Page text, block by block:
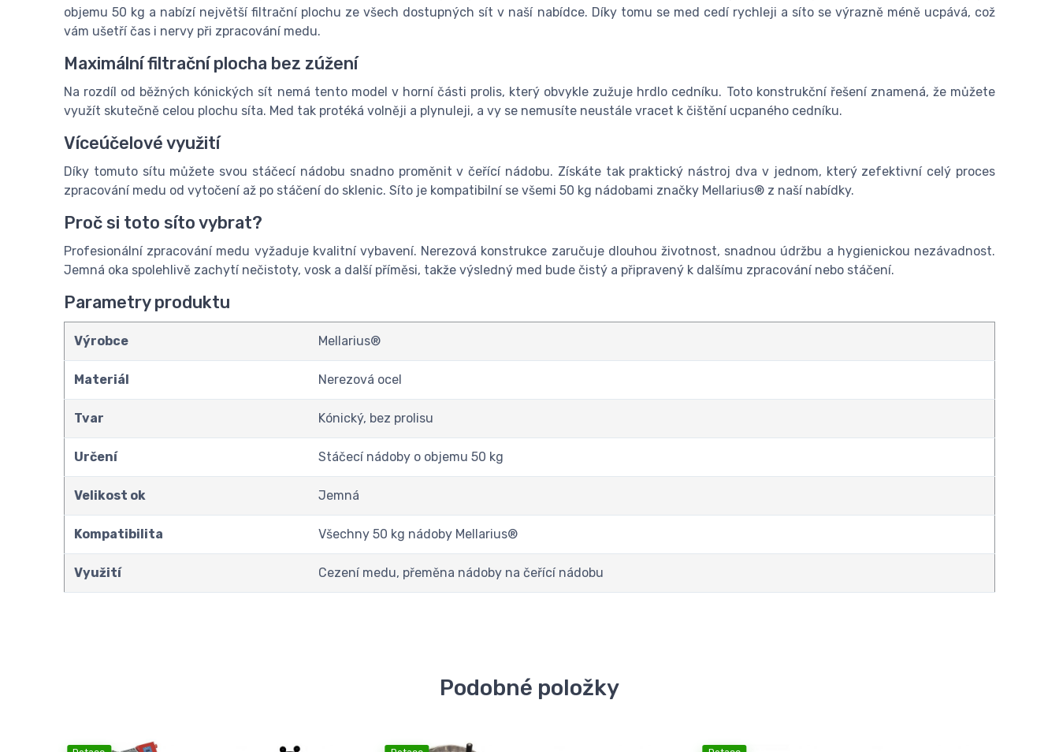
objemu 50 kg a nabízí největší filtrační plochu ze všech dostupných sít v naší nabídce. Díky tomu se med cedí rychleji a síto se výrazně méně ucpává, což
vám ušetří čas i nervy při zpracování medu.
Maximální filtrační plocha bez zúžení
Na rozdíl od běžných kónických sít nemá tento model v horní části prolis, který obvykle zužuje hrdlo cedníku. Toto konstrukční řešení znamená, že můžete
využít skutečně celou plochu síta. Med tak protéká volněji a plynuleji, a vy se nemusíte neustále vracet k čištění ucpaného cedníku.
Víceúčelové využití
Díky tomuto sítu můžete svou stáčecí nádobu snadno proměnit v čeřící nádobu. Získáte tak praktický nástroj dva v jednom, který zefektivní celý proces
zpracování medu od vytočení až po stáčení do sklenic. Síto je kompatibilní se všemi 50 kg nádobami značky Mellarius® z naší nabídky.
Proč si toto síto vybrat?
Profesionální zpracování medu vyžaduje kvalitní vybavení. Nerezová konstrukce zaručuje dlouhou životnost, snadnou údržbu a hygienickou nezávadnost.
Jemná oka spolehlivě zachytí nečistoty, vosk a další příměsi, takže výsledný med bude čistý a připravený k dalšímu zpracování nebo stáčení.
Parametry produktu
Výrobce Mellarius®
Materiál Nerezová ocel
Tvar Kónický, bez prolisu
Určení Stáčecí nádoby o objemu 50 kg
Velikost ok Jemná
Kompatibilita Všechny 50 kg nádoby Mellarius®
Využití Cezení medu, přeměna nádoby na čeřící nádobu
Podobné položky